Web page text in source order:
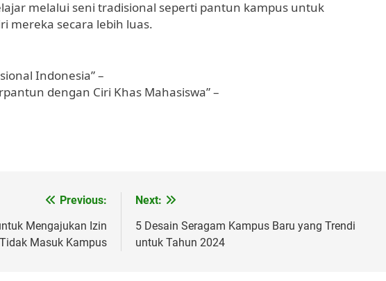
melalui seni tradisional seperti pantun kampus untuk
mereka secara lebih luas.
Indonesia” –
dengan Ciri Khas Mahasiswa” –
Previous:
Mengajukan Izin
Tidak Masuk Kampus
Next:
5 Desain Seragam Kampus Baru yang Trendi
untuk Tahun 2024